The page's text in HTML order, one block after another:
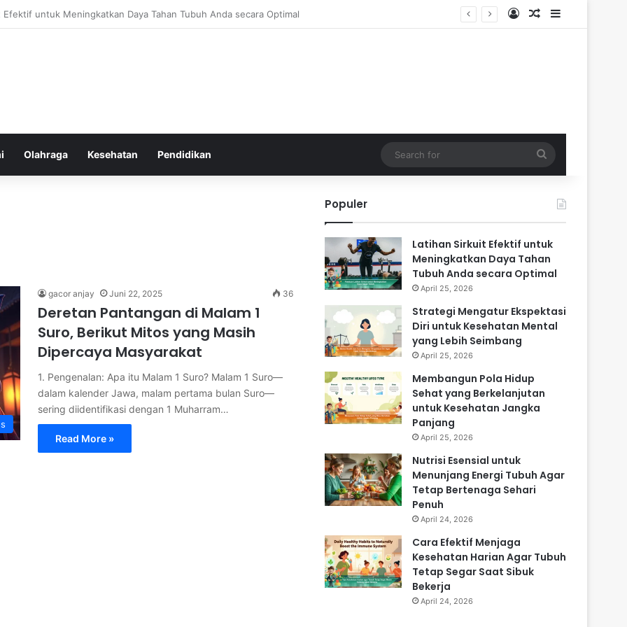
Ekspektasi Diri untuk Kesehatan Mental yang Lebih Seimbang Log InRandom Article
Sidebar
Olahraga Kesehatan Pendidikan
for
gacor anjay Juni 22, 2025 36
Deretan Pantangan di Malam 1
Suro, Berikut Mitos yang Masih
Dipercaya Masyarakat
1. Pengenalan: Apa itu Malam 1 Suro? Malam 1 Suro—
dalam kalender Jawa, malam pertama bulan Suro—
sering diidentifikasi dengan 1 Muharram…
Read More »
Populer
Latihan Sirkuit Efektif untuk
Meningkatkan Daya Tahan
Tubuh Anda secara Optimal
April 25, 2026
Strategi Mengatur Ekspektasi
Diri untuk Kesehatan Mental
yang Lebih Seimbang
April 25, 2026
Membangun Pola Hidup
Sehat yang Berkelanjutan
untuk Kesehatan Jangka
Panjang
April 25, 2026
Nutrisi Esensial untuk
Menunjang Energi Tubuh Agar
Tetap Bertenaga Sehari
Penuh
April 24, 2026
Cara Efektif Menjaga
Kesehatan Harian Agar Tubuh
Tetap Segar Saat Sibuk
Bekerja
April 24, 2026